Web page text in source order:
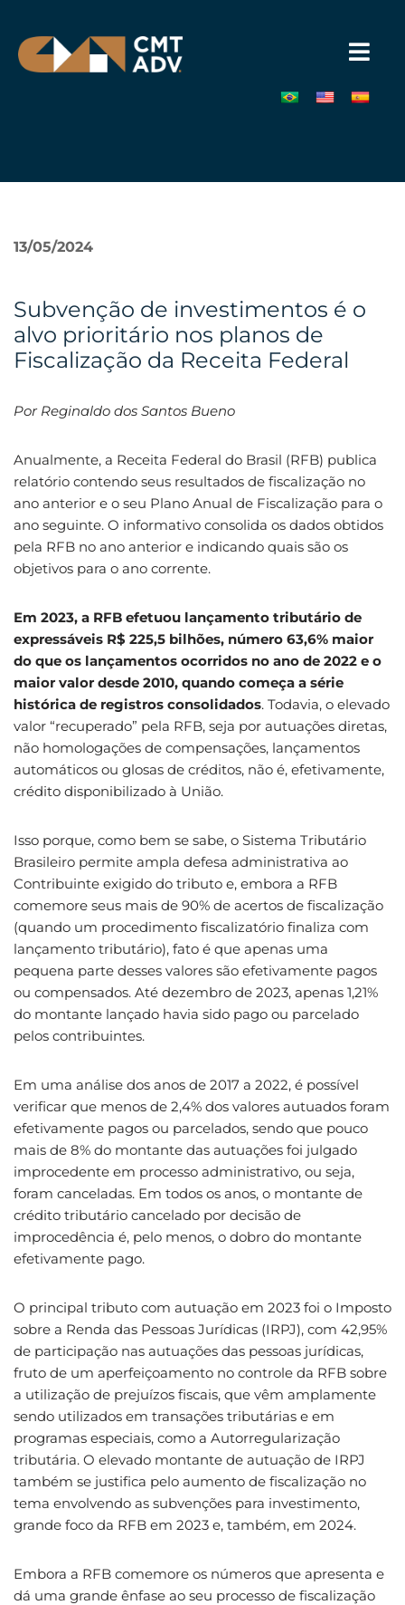
Pular
para
»
Subvenção de investimentos é o
alvo prioritário nos planos de
Fiscalização da Receita Federal
13/05/2024
Por Reginaldo dos Santos Bueno
Anualmente, a Receita Federal do Brasil (RFB) publica
relatório contendo seus resultados de fiscalização no
ano anterior e o seu Plano Anual de Fiscalização para o
ano seguinte. O informativo consolida os dados obtidos
pela RFB no ano anterior e indicando quais são os
objetivos para o ano corrente.
Em 2023, a RFB efetuou lançamento tributário de
expressáveis R$ 225,5 bilhões, número 63,6% maior
do que os lançamentos ocorridos no ano de 2022 e o
maior valor desde 2010, quando começa a série
histórica de registros consolidados. Todavia, o elevado
valor “recuperado” pela RFB, seja por autuações diretas,
não homologações de compensações, lançamentos
automáticos ou glosas de créditos, não é, efetivamente,
crédito disponibilizado à União.
Isso porque, como bem se sabe, o Sistema Tributário
Brasileiro permite ampla defesa administrativa ao
Contribuinte exigido do tributo e, embora a RFB
comemore seus mais de 90% de acertos de fiscalização
(quando um procedimento fiscalizatório finaliza com
lançamento tributário), fato é que apenas uma
pequena parte desses valores são efetivamente pagos
ou compensados. Até dezembro de 2023, apenas 1,21%
do montante lançado havia sido pago ou parcelado
pelos contribuintes.
Em uma análise dos anos de 2017 a 2022, é possível
verificar que menos de 2,4% dos valores autuados foram
efetivamente pagos ou parcelados, sendo que pouco
mais de 8% do montante das autuações foi julgado
improcedente em processo administrativo, ou seja,
foram canceladas. Em todos os anos, o montante de
crédito tributário cancelado por decisão de
improcedência é, pelo menos, o dobro do montante
efetivamente pago.
O principal tributo com autuação em 2023 foi o Imposto
sobre a Renda das Pessoas Jurídicas (IRPJ), com 42,95%
de participação nas autuações das pessoas jurídicas,
fruto de um aperfeiçoamento no controle da RFB sobre
a utilização de prejuízos fiscais, que vêm amplamente
sendo utilizados em transações tributárias e em
programas especiais, como a Autorregularização
tributária. O elevado montante de autuação de IRPJ
também se justifica pelo aumento de fiscalização no
tema envolvendo as subvenções para investimento,
grande foco da RFB em 2023 e, também, em 2024.
Embora a RFB comemore os números que apresenta e
dá uma grande ênfase ao seu processo de fiscalização